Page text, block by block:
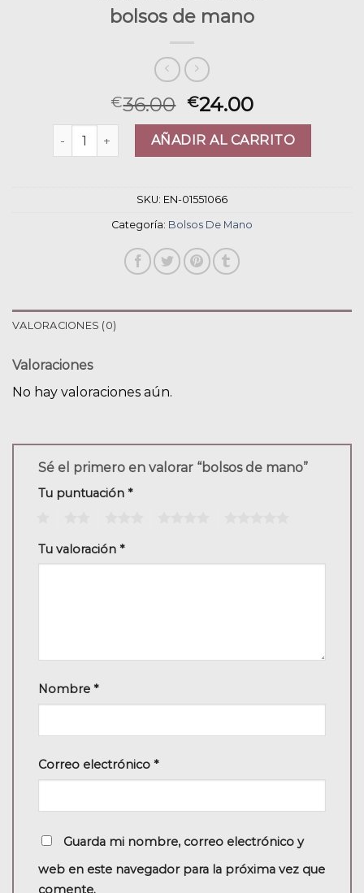
bolsos de mano
€36.00 €24.00
bolsos de mano cantidadAÑADIR AL CARRITO
SKU: EN-01551066
Categoría: Bolsos De Mano
VALORACIONES (0)
Valoraciones
No hay valoraciones aún.
Sé el primero en valorar “bolsos de mano”
Tu puntuación *
Tu valoración *
Nombre *
Correo electrónico *
Guarda mi nombre, correo electrónico y
web en este navegador para la próxima vez que
comente.